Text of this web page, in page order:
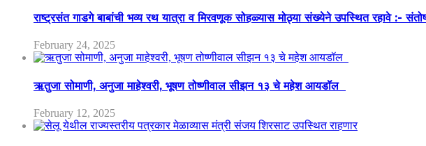
राष्ट्रसंत गाडगे बाबांची भव्य रथ यात्रा व मिरवणूक सोहळ्यास मोठ्या संख्येने उपस्थित रहावे :-
February 24, 2025
ऋतुजा सोमाणी, अनुजा माहेश्वरी, भूषण तोष्णीवाल सीझन १३ चे महेश आयडॉल
February 12, 2025